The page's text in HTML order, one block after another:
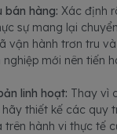
bán hàng: Xác định
sự mang lại
vận hành trơn tru
nghiệp mới nên tiến
linh hoạt: Thay vì
thiết kế các quy
trên hành vi thực tế